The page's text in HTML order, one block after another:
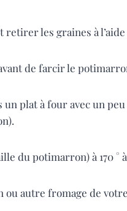
les graines à
de farcir le
plat à four avec un peu
du potimarron) à 170 °
ou autre fromage de